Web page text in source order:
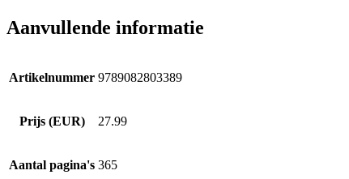
Aanvullende informatie
Artikelnummer 9789082803389
Prijs (EUR) 27.99
Aantal pagina's 365